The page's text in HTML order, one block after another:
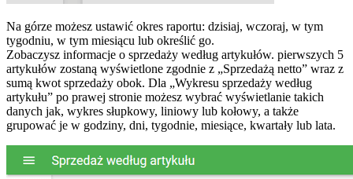
Na górze możesz ustawić okres raportu: dzisiaj, wczoraj, w tym
tygodniu, w tym miesiącu lub określić go.
Zobaczysz informacje o sprzedaży według artykułów. pierwszych 5
artykułów zostaną wyświetlone zgodnie z „Sprzedażą netto” wraz z
sumą kwot sprzedaży obok. Dla „Wykresu sprzedaży według
artykułu” po prawej stronie możesz wybrać wyświetlanie takich
danych jak, wykres słupkowy, liniowy lub kołowy, a także
grupować je w godziny, dni, tygodnie, miesiące, kwartały lub lata.